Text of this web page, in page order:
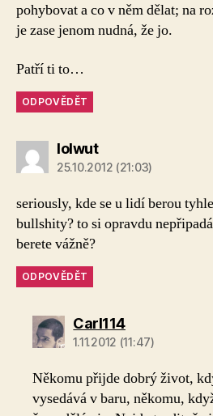
pohybovat a co v něm dělat; na
je zase jenom nudná, že jo.
Patří ti to…
ODPOVĚDĚT
lolwut
25.10.2012 (21:03)
seriously, kde se u lidí berou
bullshity? to si opravdu
berete vážně?
ODPOVĚDĚT
Carl114
1.11.2012 (11:47)
Někomu přijde dobrý život,
vysedává v baru, někomu,